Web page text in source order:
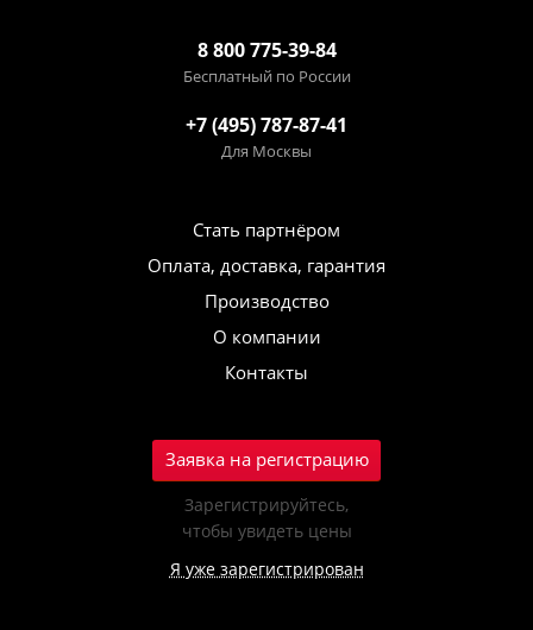
8 800 775-39-84
Бесплатный по России
+7 (495) 787-87-41
Для Москвы
Стать партнёром
Оплата, доставка, гарантия
Производство
О компании
Контакты
Заявка на регистрацию
Зарегистрируйтесь,
чтобы увидеть цены
Я уже зарегистрирован